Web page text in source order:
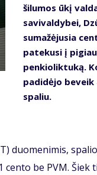
šilumos ūkį
savivaldybei,
sumažėjusia
patekusi į
penkioliktuką.
padidėjo
spaliu.
duomenimis,
be PVM.